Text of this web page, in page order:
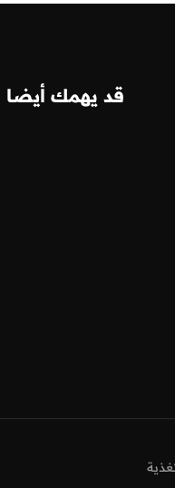
قد يهمك أيضا